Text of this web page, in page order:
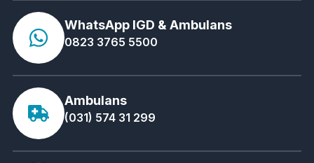
WhatsApp IGD & Ambulans
0823 3765 5500
Ambulans
(031) 574 31 299